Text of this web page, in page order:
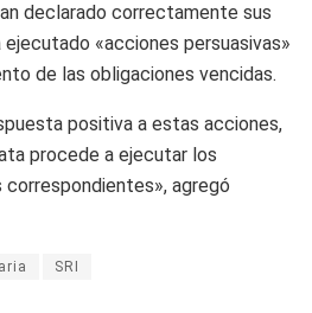
declarado correctamente sus
«acciones persuasivas»
de las obligaciones vencidas.
positiva a estas acciones,
procede a ejecutar los
agregó
SRI